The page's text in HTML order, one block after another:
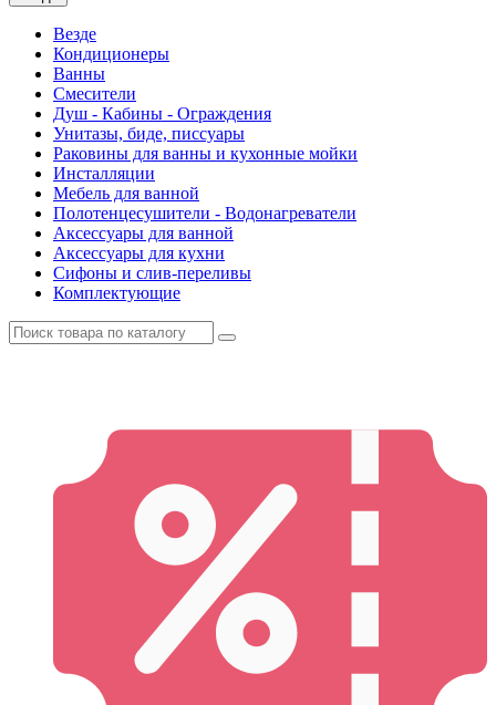
Везде
Кондиционеры
Ванны
Смесители
Душ - Кабины - Ограждения
Унитазы, биде, писсуары
Раковины для ванны и кухонные мойки
Инсталляции
Мебель для ванной
Полотенцесушители - Водонагреватели
Аксессуары для ванной
Аксессуары для кухни
Сифоны и слив-переливы
Комплектующие